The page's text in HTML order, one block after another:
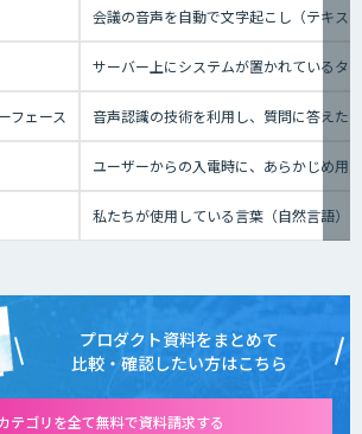
会議の音声を自動で文字起こし（テキス
サーバー上にシステムが置かれているタ
フェース 音声認識の技術を利用し、質問に答えた
ユーザーからの入電時に、あらかじめ用
私たちが使用している言葉（自然言語）
プロダクト資料をまとめて
比較・確認したい方はこちら
テゴリを全て無料で資料請求する